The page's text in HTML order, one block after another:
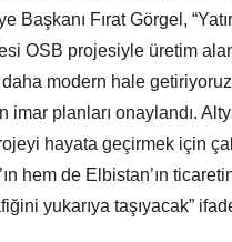
Fırat Görgel,
OSB projesiyle üretim
modern hale
imar planları onaylandı.
hayata geçirmek için
hem de Elbistan’ın
yukarıya taşıyacak”